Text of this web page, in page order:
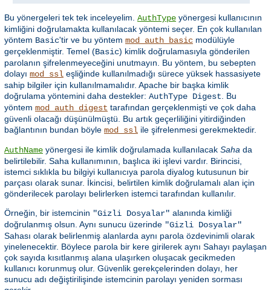
Bu yönergeleri tek tek inceleyelim. AuthType yönergesi kullanıcının
kimliğini doğrulamakta kullanılacak yöntemi seçer. En çok kullanılan
yöntem Basic'tir ve bu yöntem mod_auth_basic modülüyle
gerçeklenmiştir. Temel (Basic) kimlik doğrulamasıyla gönderilen
parolanın şifrelenmeyeceğini unutmayın. Bu yöntem, bu sebepten
dolayı mod_ssl eşliğinde kullanılmadığı sürece yüksek hassasiyete
sahip bilgiler için kullanılmamalıdır. Apache bir başka kimlik
doğrulama yöntemini daha destekler: AuthType Digest . Bu
yöntem mod_auth_digest tarafından gerçeklenmişti ve çok daha
güvenli olacağı düşünülmüştü. Bu artık geçerliliğini yitirdiğinden
bağlantının bundan böyle mod_ssl ile şifrelenmesi gerekmektedir.
AuthName yönergesi ile kimlik doğrulamada kullanılacak Saha da
belirtilebilir. Saha kullanımının, başlıca iki işlevi vardır. Birincisi,
istemci sıklıkla bu bilgiyi kullanıcıya parola diyalog kutusunun bir
parçası olarak sunar. İkincisi, belirtilen kimlik doğrulamalı alan için
gönderilecek parolayı belirlerken istemci tarafından kullanılır.
Örneğin, bir istemcinin "Gizli Dosyalar" alanında kimliği
doğrulanmış olsun. Aynı sunucu üzerinde "Gizli Dosyalar"
Sahası olarak belirlenmiş alanlarda aynı parola özdevinimli olarak
yinelenecektir. Böylece parola bir kere girilerek aynı Sahayı paylaşan
çok sayıda kısıtlanmış alana ulaşırken oluşacak gecikmeden
kullanıcı korunmuş olur. Güvenlik gerekçelerinden dolayı, her
sunucu adı değiştirilişinde istemcinin parolayı yeniden sorması